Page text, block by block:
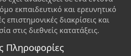
εκπαιδευτικό και ερευνητικό
διακρίσεις και
στις διεθνείς κατατάξεις.
Πληροφορίες